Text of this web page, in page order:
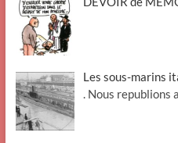
Les sous-marins
. Nous republions